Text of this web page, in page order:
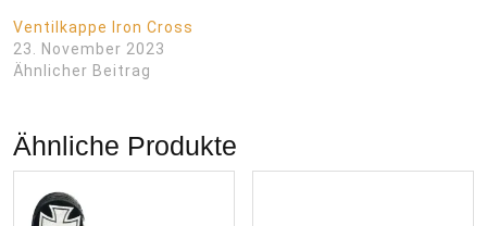
Ventilkappe Iron Cross
23. November 2023
Ähnlicher Beitrag
Ähnliche Produkte